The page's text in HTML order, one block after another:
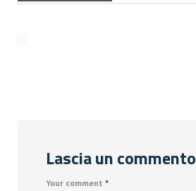
Lascia un commento
Your comment *